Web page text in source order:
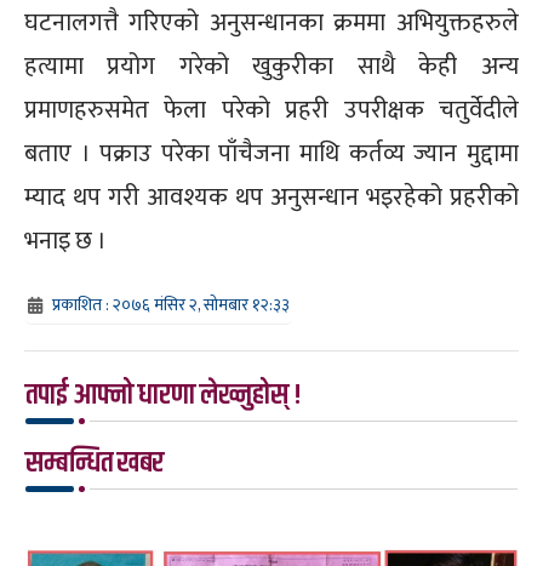
घटनालगत्तै गरिएको अनुसन्धानका क्रममा अभियुक्तहरुले
हत्यामा प्रयोग गरेको खुकुरीका साथै केही अन्य
प्रमाणहरुसमेत फेला परेको प्रहरी उपरीक्षक चतुर्वेदीले
बताए । पक्राउ परेका पाँचैजना माथि कर्तव्य ज्यान मुद्दामा
म्याद थप गरी आवश्यक थप अनुसन्धान भइरहेको प्रहरीको
भनाइ छ ।
प्रकाशित : २०७६ मंसिर २, सोमबार १२:३३
तपाई आफ्नो धारणा लेख्नुहोस् !
सम्बन्धित खबर